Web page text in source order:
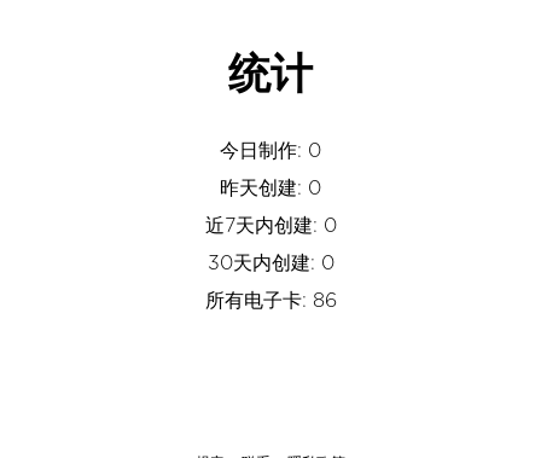
统计
今日制作: 0
昨天创建: 0
近7天内创建: 0
30天内创建: 0
所有电子卡: 86